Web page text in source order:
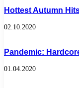
Hottest Autumn
02.10.2020
Pandemic:
01.04.2020